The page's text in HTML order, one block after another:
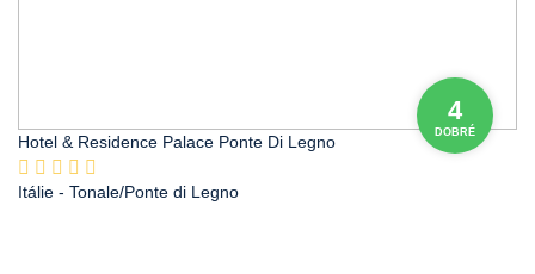
4
DOBRÉ
Hotel & Residence Palace Ponte Di Legno
Itálie - Tonale/Ponte di Legno